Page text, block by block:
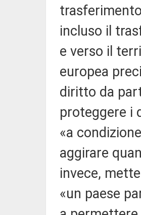
incluso il
e verso il
europea
diritto da
proteggere i
«a
aggirare
invece,
«un paese